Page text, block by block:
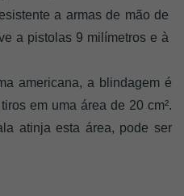
a armas de mão de
a pistolas 9 milímetros e à
americana, a blindagem é
em uma área de 20 cm².
atinja esta área, pode ser